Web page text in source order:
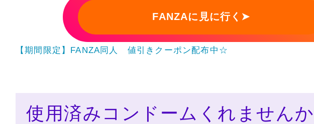
FANZAに見に行く➤
【期間限定】FANZA同人 値引きクーポン配布中☆
使用済みコンドームくれません